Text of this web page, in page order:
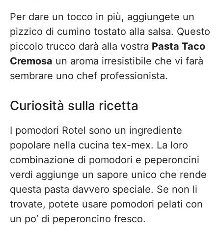
Per dare un tocco in più, aggiungete un
pizzico di cumino tostato alla salsa. Questo
piccolo trucco darà alla vostra Pasta Taco
Cremosa un aroma irresistibile che vi farà
sembrare uno chef professionista.
Curiosità sulla ricetta
I pomodori Rotel sono un ingrediente
popolare nella cucina tex-mex. La loro
combinazione di pomodori e peperoncini
verdi aggiunge un sapore unico che rende
questa pasta davvero speciale. Se non li
trovate, potete usare pomodori pelati con
un po’ di peperoncino fresco.